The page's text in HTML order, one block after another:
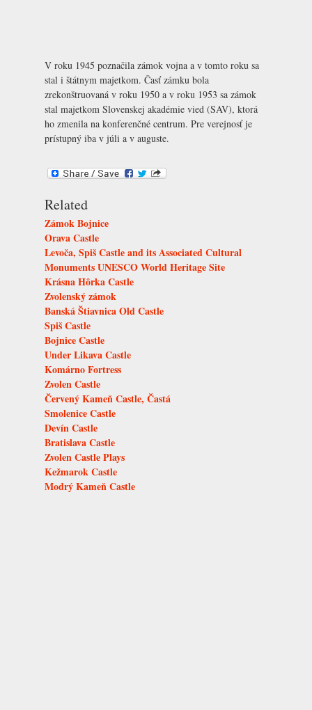
V roku 1945 poznačila zámok vojna a v tomto roku sa
stal i štátnym majetkom. Časť zámku bola
zrekonštruovaná v roku 1950 a v roku 1953 sa zámok
stal majetkom Slovenskej akadémie vied (SAV), ktorá
ho zmenila na konferenčné centrum. Pre verejnosť je
prístupný iba v júli a v auguste.
Related
Zámok Bojnice
Orava Castle
Levoča, Spiš Castle and its Associated Cultural
Monuments UNESCO World Heritage Site
Krásna Hôrka Castle
Zvolenský zámok
Banská Štiavnica Old Castle
Spiš Castle
Bojnice Castle
Under Likava Castle
Komárno Fortress
Zvolen Castle
Červený Kameň Castle, Častá
Smolenice Castle
Devín Castle
Bratislava Castle
Zvolen Castle Plays
Kežmarok Castle
Modrý Kameň Castle